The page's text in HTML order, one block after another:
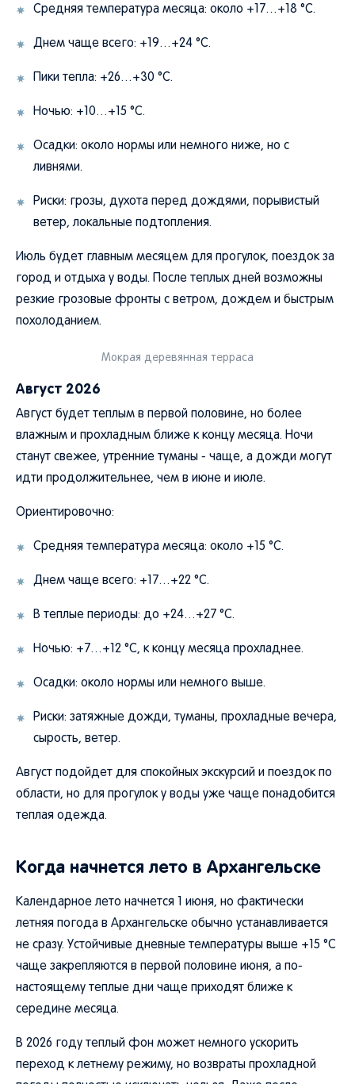
Средняя температура месяца: около +17…+18 °C.
Днем чаще всего: +19…+24 °C.
Пики тепла: +26…+30 °C.
Ночью: +10…+15 °C.
Осадки: около нормы или немного ниже, но с
ливнями.
Риски: грозы, духота перед дождями, порывистый
ветер, локальные подтопления.
Июль будет главным месяцем для прогулок, поездок за
город и отдыха у воды. После теплых дней возможны
резкие грозовые фронты с ветром, дождем и быстрым
похолоданием.
Мокрая деревянная терраса
Август 2026
Август будет теплым в первой половине, но более
влажным и прохладным ближе к концу месяца. Ночи
станут свежее, утренние туманы - чаще, а дожди могут
идти продолжительнее, чем в июне и июле.
Ориентировочно:
Средняя температура месяца: около +15 °C.
Днем чаще всего: +17…+22 °C.
В теплые периоды: до +24…+27 °C.
Ночью: +7…+12 °C, к концу месяца прохладнее.
Осадки: около нормы или немного выше.
Риски: затяжные дожди, туманы, прохладные вечера,
сырость, ветер.
Август подойдет для спокойных экскурсий и поездок по
области, но для прогулок у воды уже чаще понадобится
теплая одежда.
Когда начнется лето в Архангельске
Календарное лето начнется 1 июня, но фактически
летняя погода в Архангельске обычно устанавливается
не сразу. Устойчивые дневные температуры выше +15 °C
чаще закрепляются в первой половине июня, а по-
настоящему теплые дни чаще приходят ближе к
середине месяца.
В 2026 году теплый фон может немного ускорить
переход к летнему режиму, но возвраты прохладной